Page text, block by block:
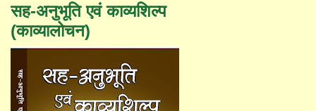
सह-अनुभूति एवं काव्यशिल्प
(काव्यालोचन)